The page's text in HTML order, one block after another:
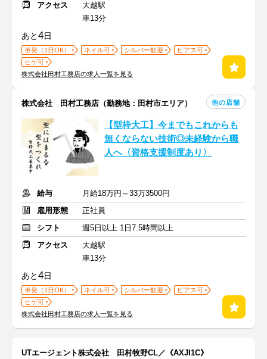
アクセス
大越駅
車13分
あと4日
単発（1日OK） ネイル可 シルバー歓迎
ピアス可
ヒゲ可
株式会社田村工務店の求人一覧を見る
株式会社 田村工務店（勤務地：田村市エリア） 他の店舗
【型枠大工】今までもこれからも
無くならない技術◎未経験から職
人へ〈資格支援制度あり〉
給与
月給18万円～33万3500円
雇用形態
正社員
シフト
週5日以上 1日7.5時間以上
アクセス
大越駅
車13分
あと4日
単発（1日OK） ネイル可 シルバー歓迎
ピアス可
ヒゲ可
株式会社田村工務店の求人一覧を見る
UTエージェント株式会社 田村牧野CL／《AXJI1C》